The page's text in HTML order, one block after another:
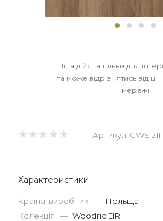
Ціна дійсна тільки для
та може відрізнятись від
мережі
Артикул: CWS 211
Характеристики
Країна-виробник — Польща
Колекція — Woodric EIR